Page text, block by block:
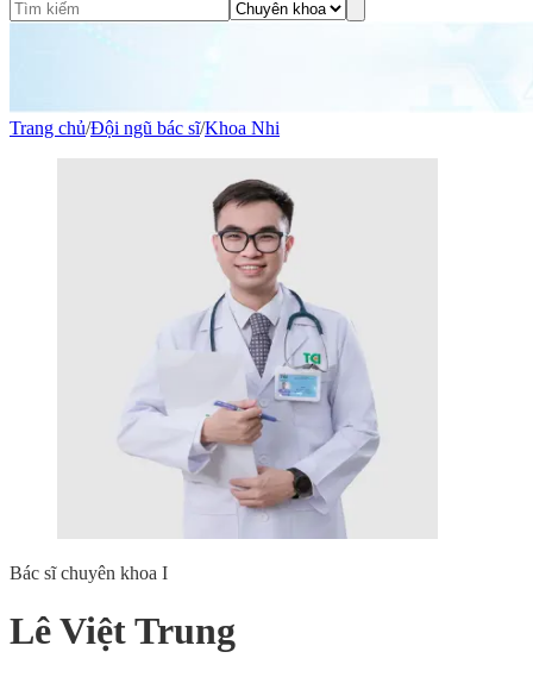
Trang chủ/Đội ngũ bác sĩ/Khoa Nhi
Bác sĩ chuyên khoa I
Lê Việt Trung